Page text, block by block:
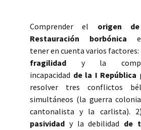
Comprender el origen
Restauración borbónica
tener en cuenta varios factores:
fragilidad y la
incapacidad de la I República
resolver tres conflictos
simultáneos (la guerra
cantonalista y la carlista).
pasividad y la debilidad de